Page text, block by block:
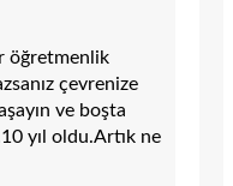
öğretmenlik
çevrenize
ve boşta
yıl oldu.Artık ne